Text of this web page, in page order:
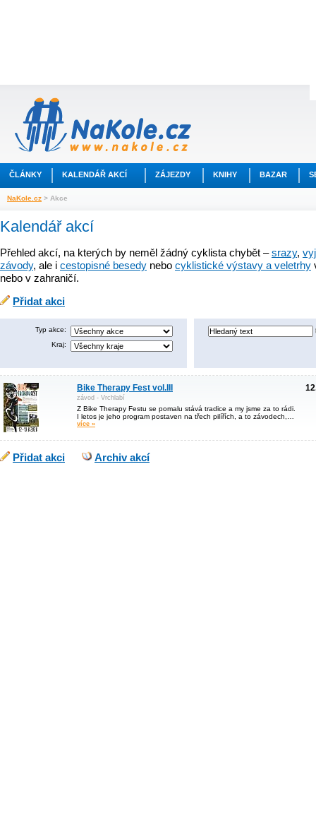
ČLÁNKY KALENDÁŘ AKCÍ ZÁJEZDY KNIHY BAZAR
NaKole.cz > Akce
Kalendář akcí
Přehled akcí, na kterých by neměl žádný cyklista chybět –srazy,
závody, ale i cestopisné besedy nebo cyklistické výstavy a veletrhy
nebo v zahraničí.
Přidat akci
Typ akce:
Kraj:
Bike Therapy Fest vol.III
závod - Vrchlabí
Z Bike Therapy Festu se pomalu stává tradice a my jsme za to rádi.
I letos je jeho program postaven na třech pilířích, a to závodech,…
více »
Přidat akci Archiv akcí